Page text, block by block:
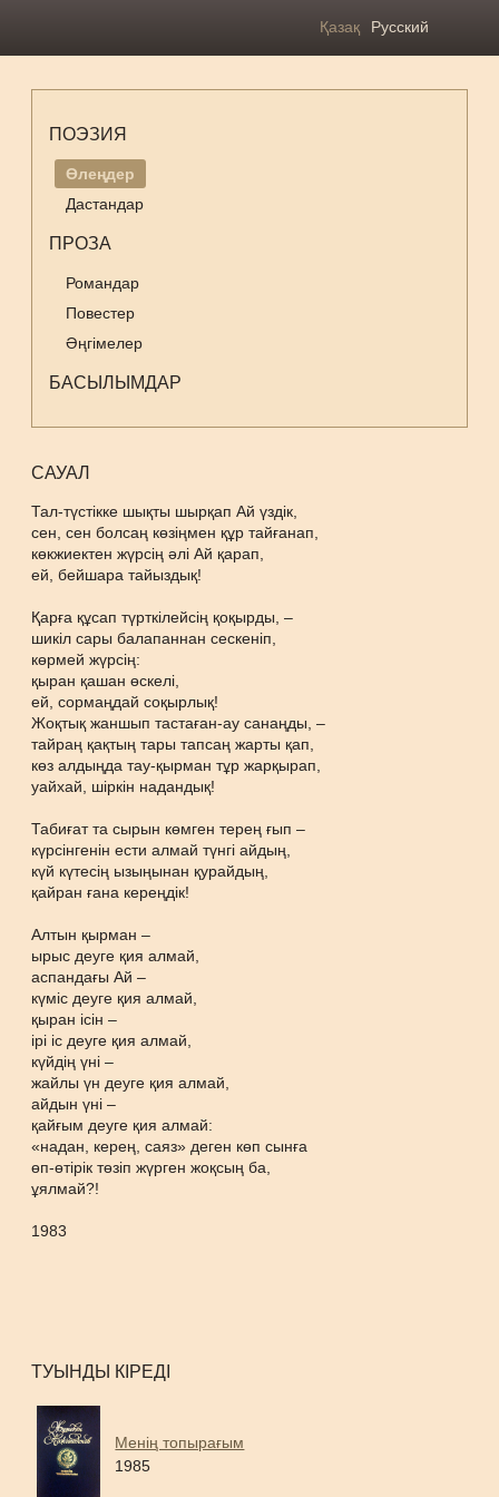
Қазақ Русский
ПОЭЗИЯ
Өлеңдер
Дастандар
ПРОЗА
Романдар
Повестер
Әңгімелер
БАСЫЛЫМДАР
САУАЛ
Тал-түстікке шықты шырқап Ай үздік,
сен, сен болсаң көзіңмен құр тайғанап,
көкжиектен жүрсің әлі Ай қарап,
ей, бейшара тайыздық!
Қарға құсап түрткілейсің қоқырды, –
шикіл сары балапаннан сескеніп,
көрмей жүрсің:
қыран қашан өскелі,
ей, сормаңдай соқырлық!
Жоқтық жаншып тастаған-ау санаңды, –
тайраң қақтың тары тапсаң жарты қап,
көз алдыңда тау-қырман тұр жарқырап,
уайхай, шіркін надандық!
Табиғат та сырын көмген терең ғып –
күрсінгенін ести алмай түнгі айдың,
күй күтесің ызыңынан қурайдың,
қайран ғана кереңдік!
Алтын қырман –
ырыс деуге қия алмай,
аспандағы Ай –
күміс деуге қия алмай,
қыран ісін –
ірі іс деуге қия алмай,
күйдің үні –
жайлы үн деуге қия алмай,
айдын үні –
қайғым деуге қия алмай:
«надан, керең, саяз» деген көп сынға
өп-өтірік төзіп жүрген жоқсың ба,
ұялмай?!
1983
ТУЫНДЫ КІРЕДІ
Менің топырағым
1985